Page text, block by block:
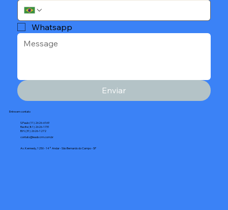
Whatsapp
Enviar
Entre em contato
S.Paulo (11) 2626-6169
Recife (81) 2626-1731
B.H. (31) 2626-1272
contato@leadscrm.com.br
Av. Kennedy, 1250 - 14° Andar - São Bernardo do Campo - SP